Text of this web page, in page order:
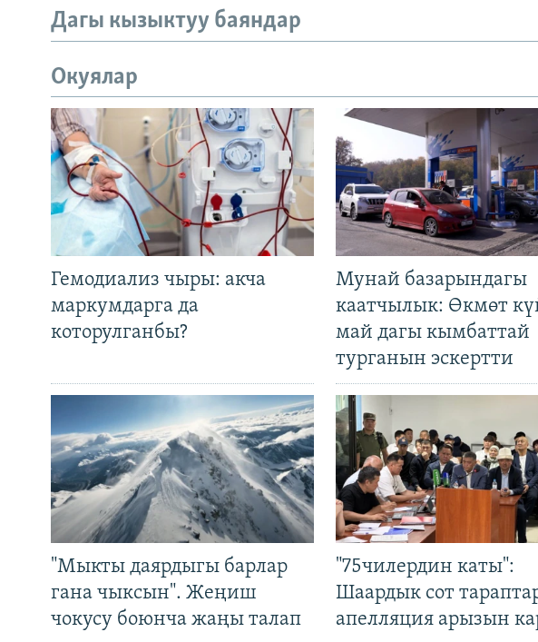
Дагы кызыктуу баяндар
Окуялар
Гемодиализ чыры: акча
маркумдарга да
которулганбы?
Мунай базарындагы
каатчылык: Өкмөт
май дагы кымбаттай
турганын эскертти
"Мыкты даярдыгы барлар
гана чыксын". Жеңиш
чокусу боюнча жаңы талап
"75чилердин каты":
Шаардык сот
апелляция арызын